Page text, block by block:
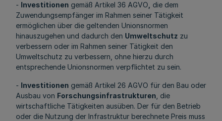
- Investitionen gemäß Artikel 36 AGVO
die dem
Zuwendungsempfänger im Rahmen seiner Tätigkeit
ermöglichen über die geltenden Unionsnormen
hinauszugehen und dadurch den Umweltschutz zu
verbessern oder im Rahmen seiner Tätigkeit den
Umweltschutz zu verbessern, ohne hierzu durch
entsprechende Unionsnormen verpflichtet zu sein.
- Investitionen gemäß Artikel 26 AGVO für den Bau oder
Ausbau von Forschungsinfrastrukturen , die
wirtschaftliche Tätigkeiten ausüben. Der für den Betrieb
oder die Nutzung der Infrastruktur berechnete Preis muss